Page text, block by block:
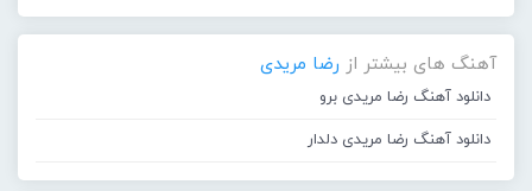
آهنگ های بیشتر از رضا مریدی
دانلود آهنگ رضا مریدی برو
دانلود آهنگ رضا مریدی دلدار